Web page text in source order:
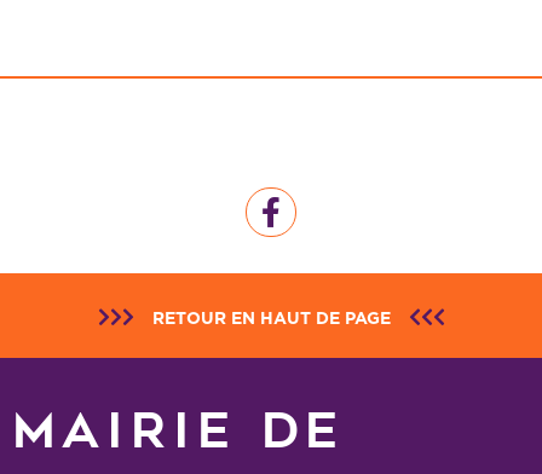
RETOUR EN HAUT DE PAGE
MAIRIE DE